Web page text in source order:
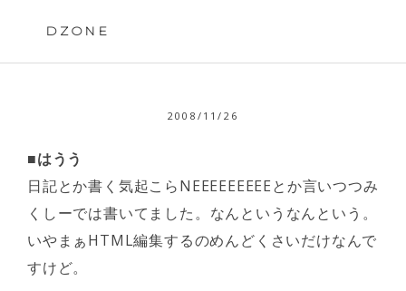
DZONE
2008/11/26
■はうう
日記とか書く気起こらNEEEEEEEEEとか言いつつみ
くしーでは書いてました。なんというなんという。
いやまぁHTML編集するのめんどくさいだけなんで
すけど。